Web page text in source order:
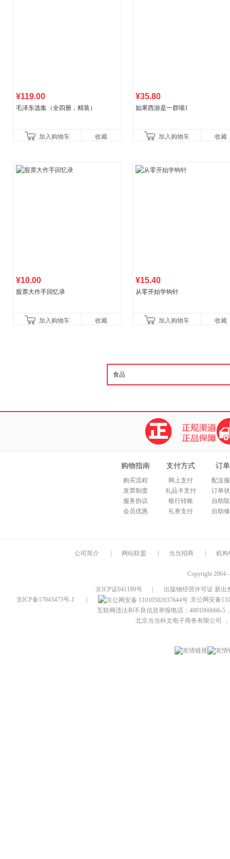
¥119.00
毛泽东选集（全四册，精装）
加入购物车 收藏
¥35.80
如果西游是一群喵1
加入购物车 收藏
¥10.00
股票大作手回忆录
加入购物车 收藏
¥15.40
从零开始学钩针
加入购物车 收藏
购物指南
购买流程
发票制度
服务协议
会员优惠
支付方式
网上支付
礼品卡支付
银行转账
礼券支付
订
配送
订单
自助
自助
公司简介 网站联盟 当当招商 机构
Copyright 2004
京ICP证041189号
出版物经营许可证 新出
京ICP备17043473号-1
京公网安备
互联网违法和不良信息举报电话：4001066666-5
北京当当科文电子商务有限公司